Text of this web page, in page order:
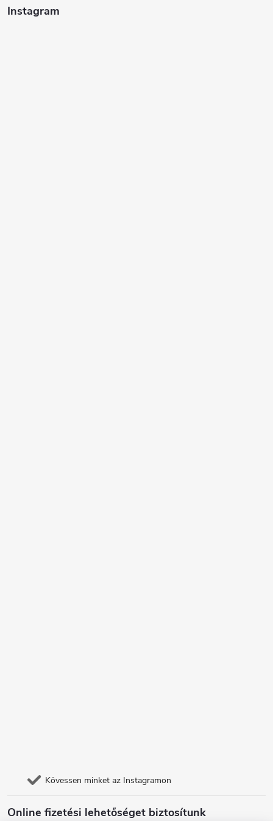
Instagram
Kövessen minket az Instagramon
Online fizetési lehetőséget biztosítunk